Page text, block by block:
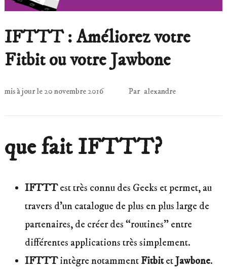
IFTTT : Améliorez votre
Fitbit ou votre Jawbone
mis à jour le 20 novembre 2016 Par alexandre
que fait IFTTT?
IFTTTest très connu des Geeks et permet, au
travers d’un catalogue de plus en plus large de
partenaires, de créer des “routines” entre
différentes applications très simplement.
IFTTTintègre notamment FitbitetJawbone.